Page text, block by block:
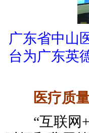
广东省中山
台为广东英
医疗质
“互联网+